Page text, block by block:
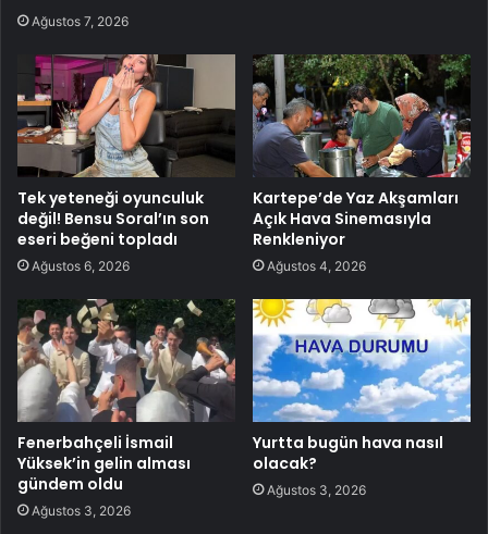
Ağustos 7, 2026
Tek yeteneği oyunculuk
değil! Bensu Soral’ın son
eseri beğeni topladı
Ağustos 6, 2026
Kartepe’de Yaz Akşamları
Açık Hava Sinemasıyla
Renkleniyor
Ağustos 4, 2026
Fenerbahçeli İsmail
Yüksek’in gelin alması
gündem oldu
Ağustos 3, 2026
Yurtta bugün hava nasıl
olacak?
Ağustos 3, 2026